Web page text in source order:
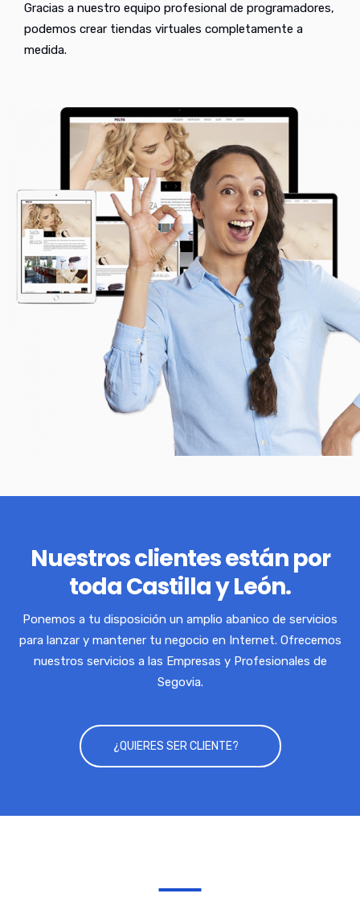
Gracias a nuestro equipo profesional de programadores,
podemos crear tiendas virtuales completamente a
medida.
Nuestros clientes están por
toda Castilla y León.
Ponemos a tu disposición un amplio abanico de servicios
para lanzar y mantener tu negocio en Internet. Ofrecemos
nuestros servicios a las Empresas y Profesionales de
Segovia.
¿QUIERES SER CLIENTE?